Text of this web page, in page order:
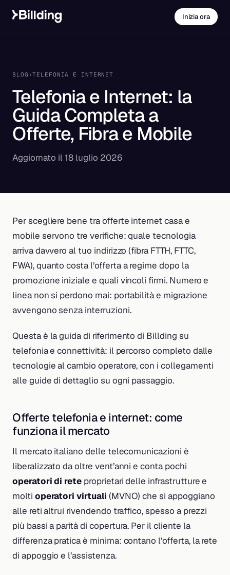
Inizia ora
BLOG ›TELEFONIA E INTERNET
Telefonia e Internet: la
Guida Completa a
Offerte, Fibra e Mobile
Aggiornato il 18 luglio 2026
Per scegliere bene tra offerte internet casa e
mobile servono tre verifiche: quale tecnologia
arriva davvero al tuo indirizzo (fibra FTTH, FTTC,
FWA), quanto costa l’offerta a regime dopo la
promozione iniziale e quali vincoli firmi. Numero e
linea non si perdono mai: portabilità e migrazione
avvengono senza interruzioni.
Questa è la guida di riferimento di Billding su
telefonia e connettività: il percorso completo dalle
tecnologie al cambio operatore, con i collegamenti
alle guide di dettaglio su ogni passaggio.
Offerte telefonia e internet: come
funziona il mercato
Il mercato italiano delle telecomunicazioni è
liberalizzato da oltre vent’anni e conta pochi
operatori di rete proprietari delle infrastrutture e
molti operatori virtuali (MVNO) che si appoggiano
alle reti altrui rivendendo traffico, spesso a prezzi
più bassi a parità di copertura. Per il cliente la
differenza pratica è minima: contano l’offerta, la rete
di appoggio e l’assistenza.